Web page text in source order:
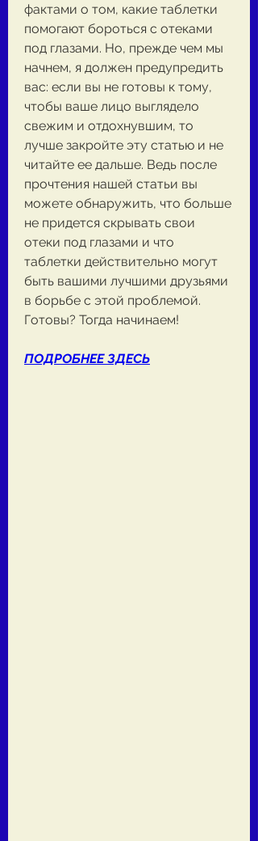
фактами о том, какие таблетки
помогают бороться с отеками
под глазами. Но, прежде чем мы
начнем, я должен предупредить
вас: если вы не готовы к тому,
чтобы ваше лицо выглядело
свежим и отдохнувшим, то
лучше закройте эту статью и не
читайте ее дальше. Ведь после
прочтения нашей статьи вы
можете обнаружить, что больше
не придется скрывать свои
отеки под глазами и что
таблетки действительно могут
быть вашими лучшими друзьями
в борьбе с этой проблемой.
Готовы? Тогда начинаем!
ПОДРОБНЕЕ ЗДЕСЬ